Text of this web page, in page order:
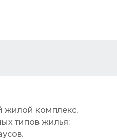
жилой комплекс,
типов жилья: